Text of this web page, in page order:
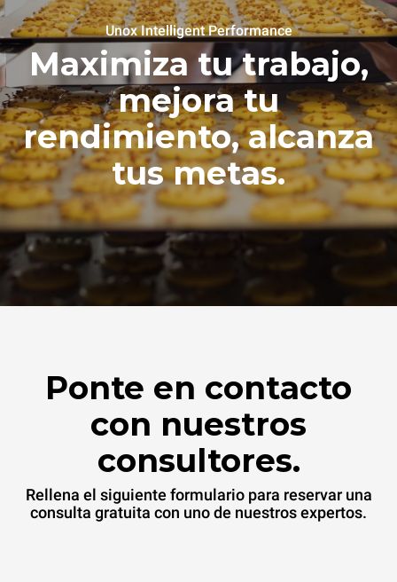
Unox Intelligent Performance
Maximiza tu trabajo,
mejora tu
rendimiento, alcanza
tus metas.
Ponte en contacto
con nuestros
consultores.
Rellena el siguiente formulario para reservar una
consulta gratuita con uno de nuestros expertos.